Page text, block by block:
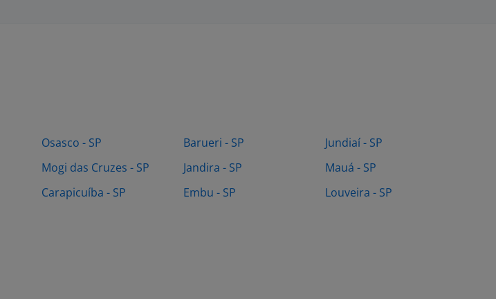
Osasco - SP
Mogi das Cruzes - SP
Carapicuíba - SP
Barueri - SP
Jandira - SP
Embu - SP
Jundiaí - SP
Mauá - SP
Louveira - SP